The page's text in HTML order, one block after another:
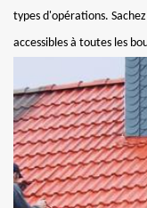
types d'opérations.
accessibles à toutes les